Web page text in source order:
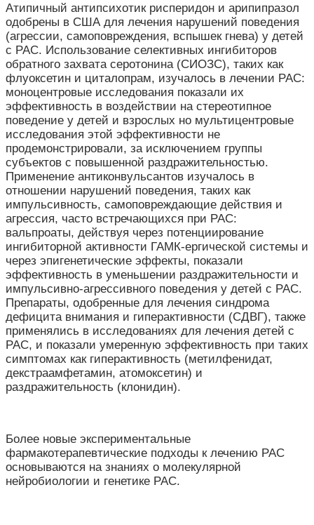
Атипичный антипсихотик рисперидон и арипипразол
одобрены в США для лечения нарушений поведения
(агрессии, самоповреждения, вспышек гнева) у детей
с РАС. Использование селективных ингибиторов
обратного захвата серотонина (СИОЗС), таких как
флуоксетин и циталопрам, изучалось в лечении РАС:
моноцентровые исследования показали их
эффективность в воздействии на стереотипное
поведение у детей и взрослых но мультицентровые
исследования этой эффективности не
продемонстрировали, за исключением группы
субъектов с повышенной раздражительностью.
Применение антиконвульсантов изучалось в
отношении нарушений поведения, таких как
импульсивность, самоповреждающие действия и
агрессия, часто встречающихся при РАС:
вальпроаты, действуя через потенциирование
ингибиторной активности ГАМК-ергической системы и
через эпигенетические эффекты, показали
эффективность в уменьшении раздражительности и
импульсивно-агрессивного поведения у детей с РАС.
Препараты, одобренные для лечения синдрома
дефицита внимания и гиперактивности (СДВГ), также
применялись в исследованиях для лечения детей с
РАС, и показали умеренную эффективность при таких
симптомах как гиперактивность (метилфенидат,
декстраамфетамин, атомоксетин) и
раздражительность (клонидин).
Более новые экспериментальные
фармакотерапевтические подходы к лечению РАС
основываются на знаниях о молекулярной
нейробиологии и генетике РАС.